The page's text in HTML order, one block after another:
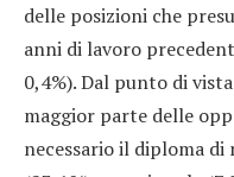
delle posizioni che
anni di lavoro
0,4%). Dal punto di
maggior parte delle
necessario il diploma